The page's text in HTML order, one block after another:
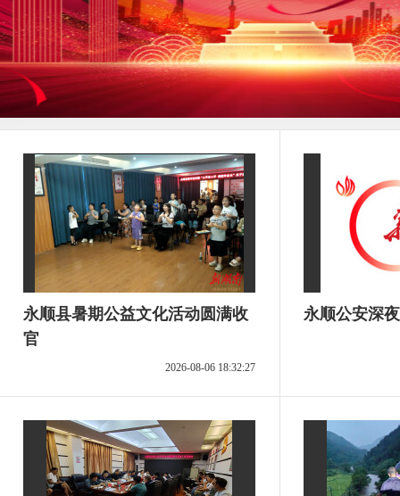
永顺县暑期公益文化活动圆满收
官
2026-08-06 18:32:27
永顺公安深